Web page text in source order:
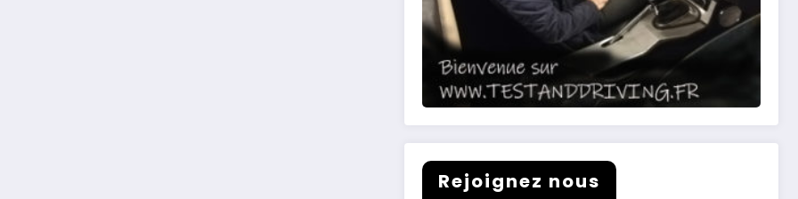
Rejoignez nous